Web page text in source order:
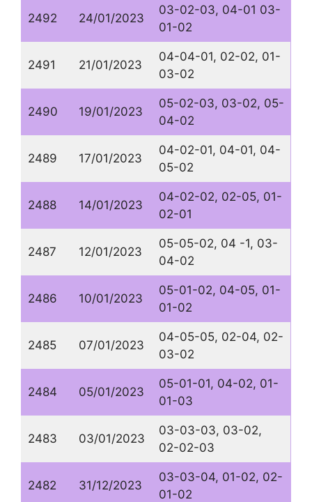
2492 24/01/2023
03-02-03, 04-01 03-
01-02
2491 21/01/2023
04-04-01, 02-02, 01-
03-02
2490 19/01/2023
05-02-03, 03-02, 05-
04-02
2489 17/01/2023
04-02-01, 04-01, 04-
05-02
2488 14/01/2023
04-02-02, 02-05, 01-
02-01
2487 12/01/2023
05-05-02, 04 -1, 03-
04-02
2486 10/01/2023
05-01-02, 04-05, 01-
01-02
2485 07/01/2023
04-05-05, 02-04, 02-
03-02
2484 05/01/2023
05-01-01, 04-02, 01-
01-03
2483 03/01/2023
03-03-03, 03-02,
02-02-03
2482 31/12/2023
03-03-04, 01-02, 02-
01-02